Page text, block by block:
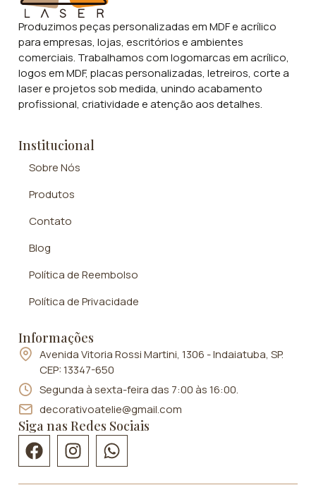
Produzimos peças personalizadas em MDF e acrílico
para empresas, lojas, escritórios e ambientes
comerciais. Trabalhamos com logomarcas em acrílico,
logos em MDF, placas personalizadas, letreiros, corte a
laser e projetos sob medida, unindo acabamento
profissional, criatividade e atenção aos detalhes.
Institucional
Sobre Nós
Produtos
Contato
Blog
Política de Reembolso
Política de Privacidade
Informações
Avenida Vitoria Rossi Martini, 1306 - Indaiatuba, SP.
CEP: 13347-650
Segunda à sexta-feira das 7:00 às 16:00.
decorativoatelie@gmail.com
Siga nas Redes Sociais